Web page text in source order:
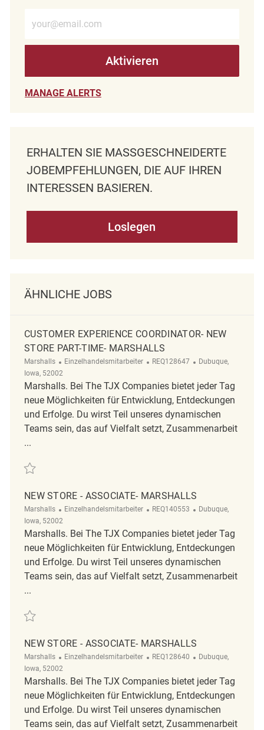
Aktivieren
MANAGE ALERTS
ERHALTEN SIE MASSGESCHNEIDERTE J
OBEMPFEHLUNGEN, DIE AUF IHREN I
NTERESSEN BASIEREN.
Loslegen
ÄHNLICHE JOBS
CUSTOMER EXPERIENCE COORDINATOR- NEW
STORE PART-TIME- MARSHALLS
Marshalls Kategorie
Einzelhandelsmitarbeiter ReqId
REQ128647 Ort
Dubuque,
Iowa, 52002
Marshalls. Bei The TJX Companies bietet jeder Tag
neue Möglichkeiten für Entwicklung, Entdeckungen
und Erfolge. Du wirst Teil unseres dynamischen
Teams sein, das auf Vielfalt setzt, Zusammenarbeit
...
Retten Customer Experience Coordinator- New Store Part-Time-
NEW STORE - ASSOCIATE- MARSHALLS
Marshalls Kategorie
Einzelhandelsmitarbeiter ReqId
REQ140553 Ort
Dubuque,
Iowa, 52002
Marshalls. Bei The TJX Companies bietet jeder Tag
neue Möglichkeiten für Entwicklung, Entdeckungen
und Erfolge. Du wirst Teil unseres dynamischen
Teams sein, das auf Vielfalt setzt, Zusammenarbeit
...
Retten New Store - Associate- Marshalls REQ140553
NEW STORE - ASSOCIATE- MARSHALLS
Marshalls Kategorie
Einzelhandelsmitarbeiter ReqId
REQ128640 Ort
Dubuque,
Iowa, 52002
Marshalls. Bei The TJX Companies bietet jeder Tag
neue Möglichkeiten für Entwicklung, Entdeckungen
und Erfolge. Du wirst Teil unseres dynamischen
Teams sein, das auf Vielfalt setzt, Zusammenarbeit